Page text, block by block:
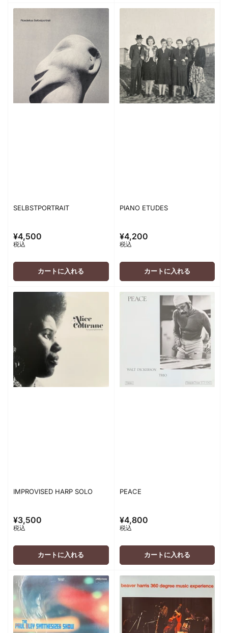
SELBSTPORTRAIT
通
常
価
¥4,500
税込
カートに入れる
PIANO ETUDES
通
常
価
¥4,200
税込
カートに入れる
IMPROVISED HARP SOLO
通
常
価
¥3,500
税込
カートに入れる
PEACE
通
常
価
¥4,800
税込
カートに入れる